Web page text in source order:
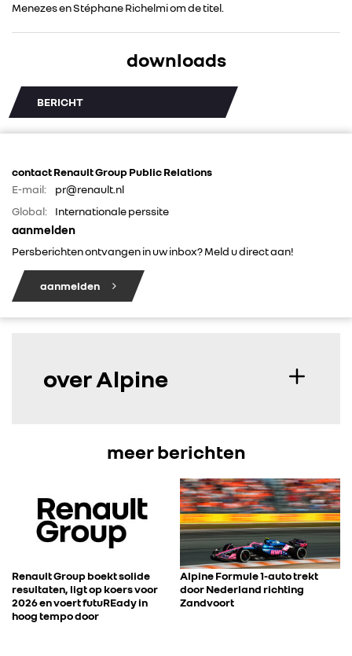
DACIA
ALLIANCE
IN DE MEDIA
Menezes en Stéphane Richelmi om de titel.
downloads
BERICHT
contact Renault Group Public Relations
E-mail:
pr@renault.nl
Global:
Internationale perssite
aanmelden
Persberichten ontvangen in uw inbox? Meld u direct aan!
aanmelden
over Alpine
meer berichten
Renault Group boekt solide
resultaten, ligt op koers voor
2026 en voert futuREady in
hoog tempo door
Alpine Formule 1-auto trekt
door Nederland richting
Zandvoort